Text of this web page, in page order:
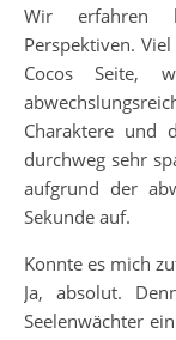
Wir erfahren
Perspektiven.
Cocos Seite,
Charaktere und
durchweg sehr
aufgrund der
Sekunde auf.
Konnte es mich
Ja, absolut.
Seelenwächter